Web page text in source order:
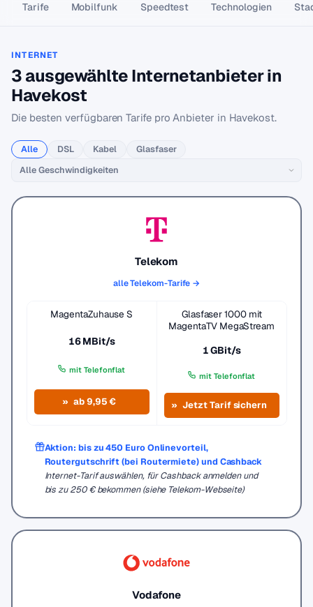
Tarife Mobilfunk Speedtest Technologien
INTERNET
3 ausgewählte Internetanbieter in
Havekost
Die besten verfügbaren Tarife pro Anbieter in Havekost.
Alle DSL Kabel Glasfaser
Telekom
alle Telekom-Tarife →
MagentaZuhause S
16 MBit/s
mit Telefonflat
ab 9,95 €
Glasfaser 1000 mit
MagentaTV MegaStream
1 GBit/s
mit Telefonflat
Jetzt Tarif sichern
Aktion: bis zu 450 Euro Onlinevorteil,
Routergutschrift (bei Routermiete) und Cashback
Internet-Tarif auswählen, für Cashback anmelden und
bis zu 250 € bekommen (siehe Telekom-Webseite)
Vodafone